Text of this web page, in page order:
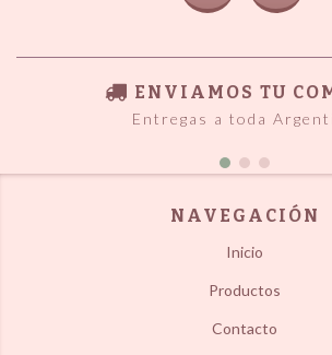
ENVIAMOS TU
Entregas a toda
NAVEGACIÓN
Inicio
Productos
Contacto